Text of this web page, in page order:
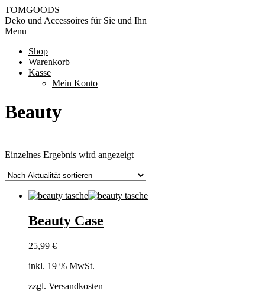
Skip
to
content
TOMGOODS
Deko und Accessoires für Sie und Ihn
Primary
Menu
Menu
Shop
Warenkorb
Kasse
Mein Konto
Beauty
Einzelnes Ergebnis wird angezeigt
Beauty Case
25,99 €
inkl. 19 % MwSt.
zzgl. Versandkosten